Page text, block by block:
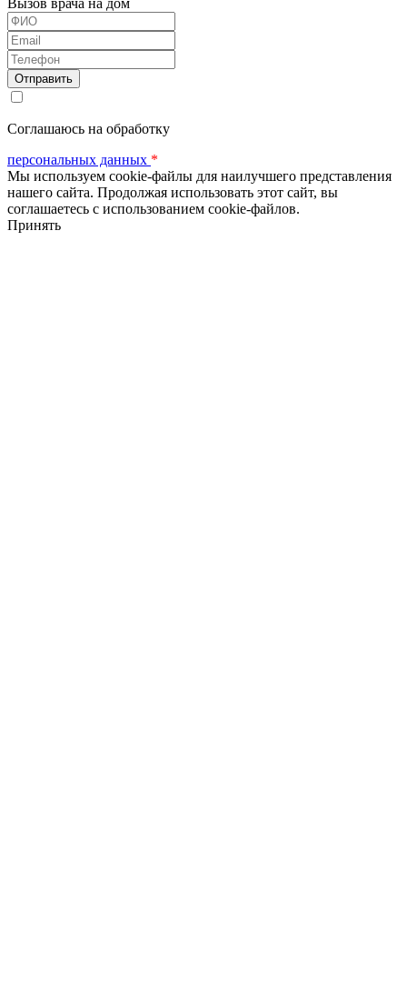
Вызов врача на дом
ФИО
Email
Телефон
Соглашаюсь на обработку
персональных данных *
Мы используем cookie-файлы для наилучшего представления
нашего сайта. Продолжая использовать этот сайт, вы
соглашаетесь с использованием cookie-файлов.
Принять